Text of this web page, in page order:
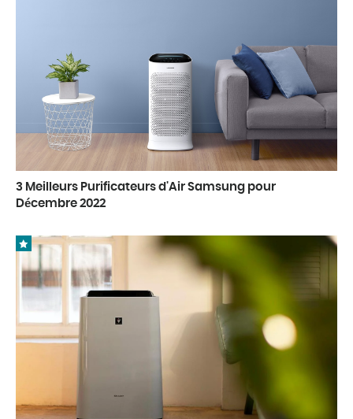
3 Meilleurs Purificateurs d'Air Samsung pour
Décembre 2022